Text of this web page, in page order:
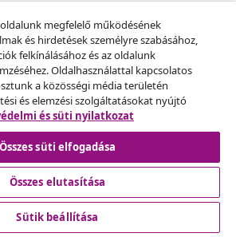
megfelelő működésének
és hirdetések személyre szabásához,
felkínálásához és az oldalunk
Oldalhasználattal kapcsolatos
a közösségi média területén
és elemzési szolgáltatásokat nyújtó
és süti nyilatkozat
Összes süti elfogadása
Összes elutasítása
Sütik beállítása